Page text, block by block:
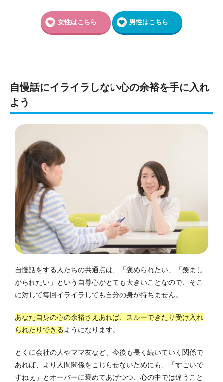
女性はこちら 男性はこちら
自慢話にイライラしない心の余裕を手に入れ
よう
自慢話をする人たちの共通点は、「褒められたい」「羨まし
がられたい」という自尊心がとても大きいことなので、そこ
に対して毎回イライラしても自分の身が持ちません。
あなた自身の心の余裕さえあれば、スルーできたり受け入れ
られたりできるようになります。
とくに会社の人やママ友など、今後も長く続いていく関係で
あれば、より人間関係をこじらせないためにも、「すごいで
すねぇ」とオーバーに褒めてあげつつ、心の中では違うこと